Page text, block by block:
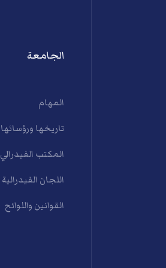
الجامعة
المهام
تاريخها ورؤسائها
المكتب الفيدرالي
اللجان الفيدرالية
القوانين واللوائح